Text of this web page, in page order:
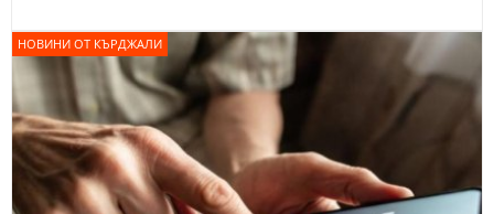
НОВИНИ ОТ КЪРДЖАЛИ